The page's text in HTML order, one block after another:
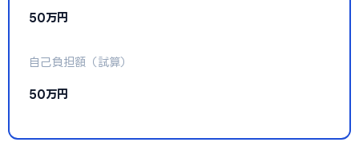
50万円
自己負担額（試算）
50万円